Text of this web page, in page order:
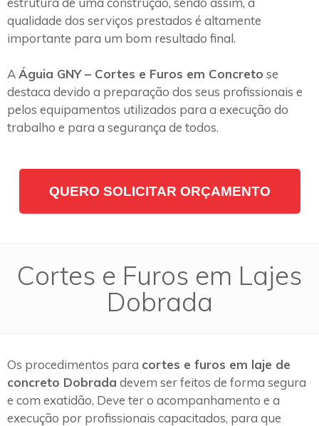
qualidade dos serviços prestados é altamente
importante para um bom resultado final.
AÁguia GNY – Cortes e Furos em Concreto se
destaca devido a preparação dos seus profissionais e
pelos equipamentos utilizados para a execução do
trabalho e para a segurança de todos.
QUERO SOLICITAR ORÇAMENTO
Cortes e Furos em Lajes
Dobrada
Os procedimentos para cortes e furos em laje de
concreto Dobrada devem ser feitos de forma segura
e com exatidão, Deve ter o acompanhamento e a
execução por profissionais capacitados, para que